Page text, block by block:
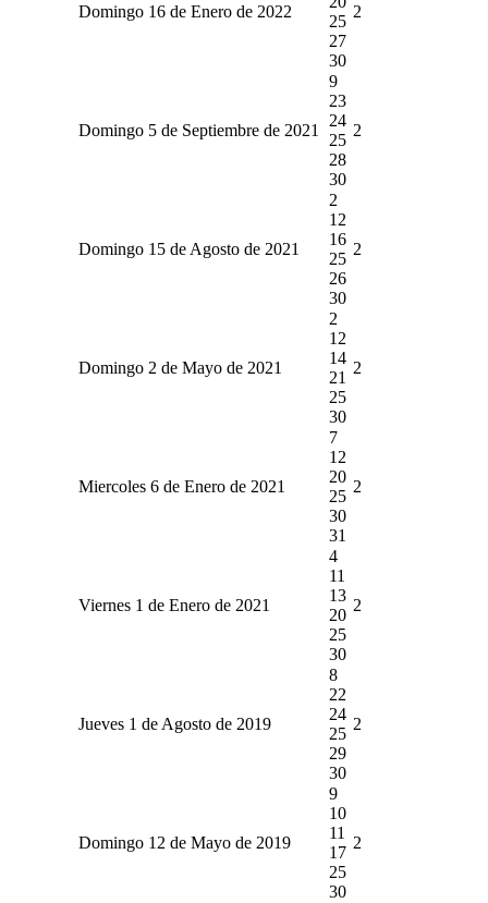
Domingo 16 de Enero de 2022
25
27
30
2
Domingo 5 de Septiembre de 2021
9
23
24
25
28
30
2
Domingo 15 de Agosto de 2021
2
12
16
25
26
30
2
Domingo 2 de Mayo de 2021
2
12
14
21
25
30
2
Miercoles 6 de Enero de 2021
7
12
20
25
30
31
2
Viernes 1 de Enero de 2021
4
11
13
20
25
30
2
Jueves 1 de Agosto de 2019
8
22
24
25
29
30
2
Domingo 12 de Mayo de 2019
9
10
11
17
25
30
2